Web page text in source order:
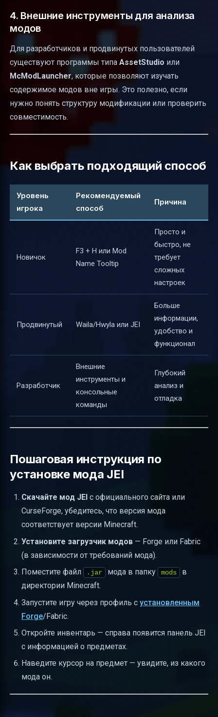
4. Внешние инструменты для анализа
модов
Для разработчиков и продвинутых пользователей
существуют программы типа AssetStudio или
McModLauncher, которые позволяют изучать
содержимое модов вне игры. Это полезно, если
нужно понять структуру модификации или проверить
совместимость.
Как выбрать подходящий способ
Уровень
игрока
Рекомендуемый
способ
Причина
Новичок
F3 + H или Mod
Name Tooltip
Просто и
быстро, не
требует
сложных
настроек
Продвинутый Waila/Hwyla или JEI
Больше
информации,
удобство и
функционал
Разработчик
Внешние
инструменты и
консольные
команды
Глубокий
анализ и
отладка
Пошаговая инструкция по
установке мода JEI
Скачайте мод JEI с официального сайта или
CurseForge, убедитесь, что версия мода
соответствует версии Minecraft.
Установите загрузчик модов — Forge или Fabric
(в зависимости от требований мода).
Поместите файл
.jar мода в папку mods
в
директории Minecraft.
Запустите игру через профиль с установленным
Forge/Fabric.
Откройте инвентарь — справа появится панель JEI
с информацией о предметах.
Наведите курсор на предмет — увидите, из какого
мода он.